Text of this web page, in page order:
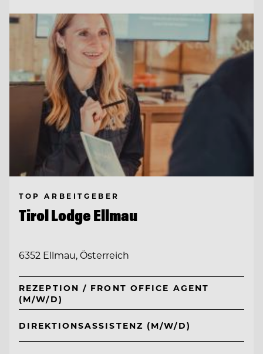
TOP ARBEITGEBER
Tirol Lodge Ellmau
6352 Ellmau, Österreich
REZEPTION / FRONT OFFICE AGENT
(M/W/D)
DIREKTIONSASSISTENZ (M/W/D)